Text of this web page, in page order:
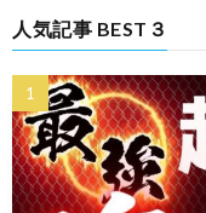
人気記事 BEST３